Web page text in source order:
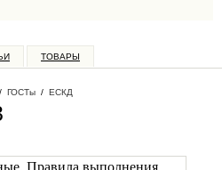
ТОВАРЫ
ГОСТы / ЕСКД
Правила выполнения